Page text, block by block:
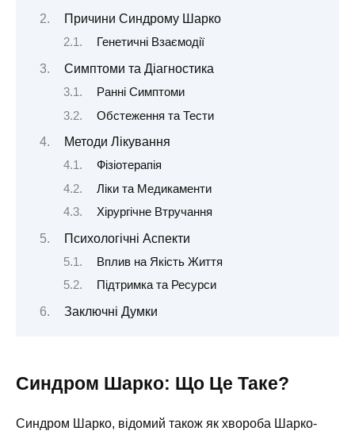
Причини Синдрому Шарко
Генетичні Взаємодії
Симптоми та Діагностика
Ранні Симптоми
Обстеження та Тести
Методи Лікування
Фізіотерапія
Ліки та Медикаменти
Хірургічне Втручання
Психологічні Аспекти
Вплив на Якість Життя
Підтримка та Ресурси
Заключні Думки
Синдром Шарко: Що Це Таке?
Синдром Шарко, відомий також як хвороба Шарко-